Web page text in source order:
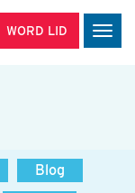
WORD LID
Blog